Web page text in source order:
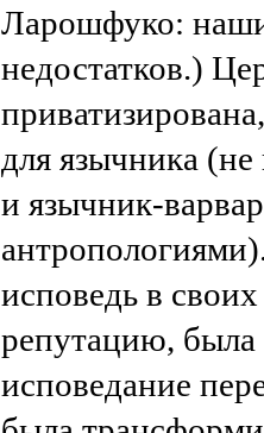
Ларошфуко:
недостатков.)
для язычника
и язычник-
исповедь в
репутацию, была
исповедание